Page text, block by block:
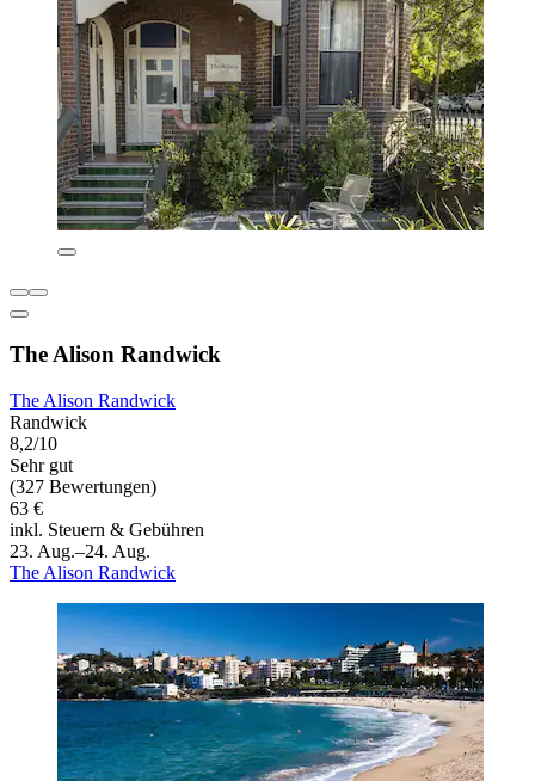
The Alison Randwick
The Alison Randwick
Randwick
8,2/10
Sehr gut
(327 Bewertungen)
63 €
inkl. Steuern & Gebühren
23. Aug.–24. Aug.
The Alison Randwick